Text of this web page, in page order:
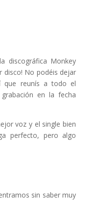
discográfica Monkey
disco! No podéis dejar
que reunís a todo el
en la fecha
voz y el single bien
perfecto, pero algo
sin saber muy